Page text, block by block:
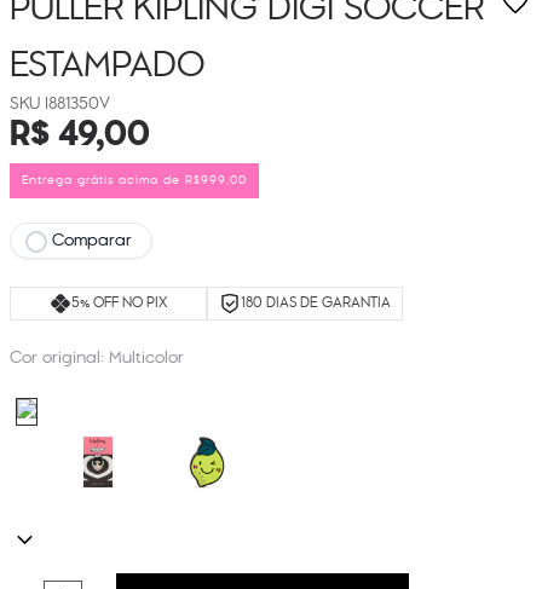
ESTAMPADO
I881350V
R$49,00
Entrega grátis acima de R$999,00
Comparar
5% OFF NO PIX 180 DIAS DE GARANTIA
Cor original: Multicolor